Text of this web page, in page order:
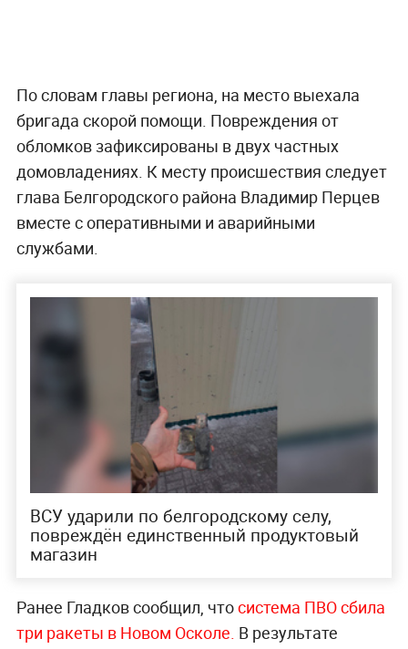
По словам главы региона, на место выехала
бригада скорой помощи. Повреждения от
обломков зафиксированы в двух частных
домовладениях. К месту происшествия следует
глава Белгородского района Владимир Перцев
вместе с оперативными и аварийными
службами.
ВСУ ударили по белгородскому селу,
повреждён единственный продуктовый
магазин
Ранее Гладков сообщил, чтосистема ПВО сбила
три ракеты в Новом Осколе. В результате